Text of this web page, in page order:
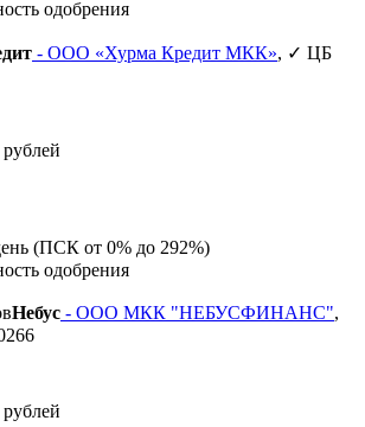
одобрения
- ООО «Хурма Кредит МКК», ✓ ЦБ
(ПСК от 0% до 292%)
одобрения
Небус - ООО МКК "НЕБУСФИНАНС",